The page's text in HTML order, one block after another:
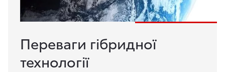
Переваги гібридної
технології